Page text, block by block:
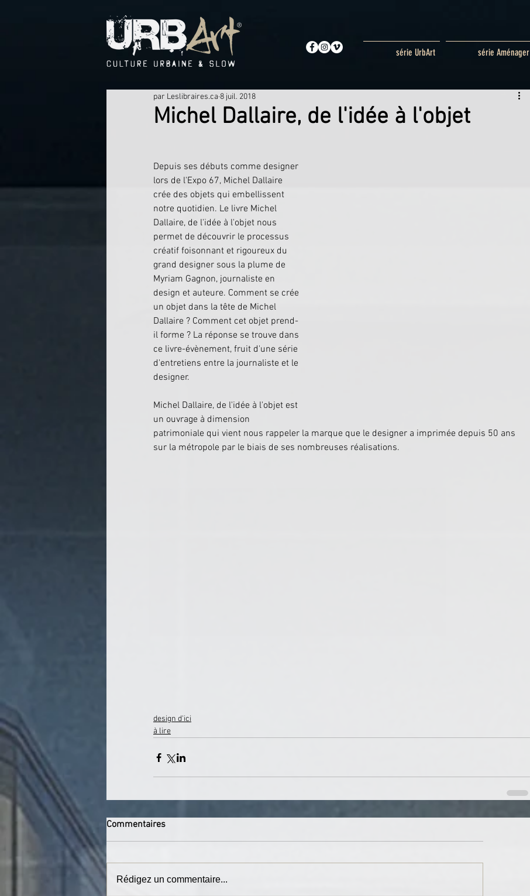
série UrbArt série Aménager
Michel Dallaire, de l'idée à l'objet
par Leslibraires.ca 8 juil. 2018
Depuis ses débuts comme designer
lors de l'Expo 67, Michel Dallaire
crée des objets qui embellissent
notre quotidien. Le livre Michel
Dallaire, de l'idée à l'objet nous
permet de découvrir le processus
créatif foisonnant et rigoureux du
grand designer sous la plume de
Myriam Gagnon, journaliste en
design et auteure. Comment se crée
un objet dans la tête de Michel
Dallaire ? Comment cet objet prend-
il forme ? La réponse se trouve dans
ce livre-évènement, fruit d'une série
d'entretiens entre la journaliste et le
designer.
Michel Dallaire, de l'idée à l'objet est
un ouvrage à dimension
patrimoniale qui vient nous rappeler la marque que le designer a imprimée depuis 50 ans
sur la métropole par le biais de ses nombreuses réalisations.
design d'ici
à lire
Commentaires
Rédigez un commentaire...